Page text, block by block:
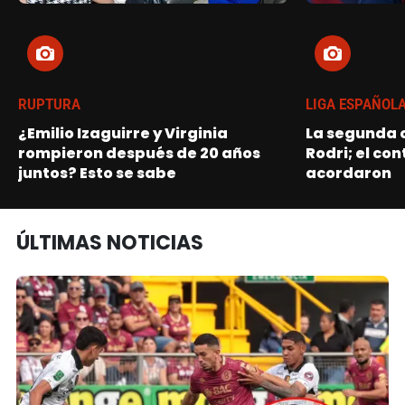
RUPTURA
¿Emilio Izaguirre y Virginia
rompieron después de 20 años
juntos? Esto se sabe
LIGA
La
Rodri; el
acordaron
ÚLTIMAS NOTICIAS